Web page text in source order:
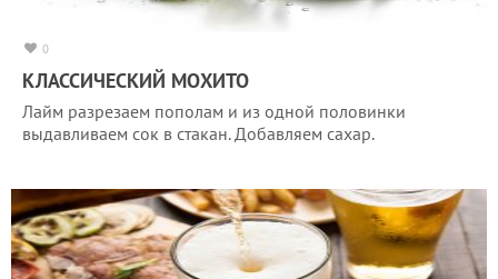
0
КЛАССИЧЕСКИЙ МОХИТО
Лайм разрезаем пополам и из одной половинки
выдавливаем сок в стакан. Добавляем сахар.